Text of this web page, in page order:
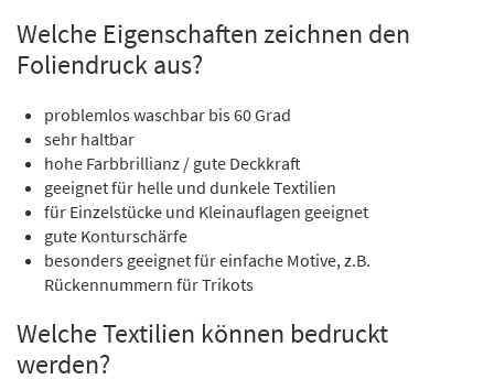
Welche Eigenschaften zeichnen den
Foliendruck aus?
problemlos waschbar bis 60 Grad
sehr haltbar
hohe Farbbrillianz / gute Deckkraft
geeignet für helle und dunkele Textilien
für Einzelstücke und Kleinauflagen geeignet
gute Konturschärfe
besonders geeignet für einfache Motive, z.B.
Rückennummern für Trikots
Welche Textilien können bedruckt
werden?